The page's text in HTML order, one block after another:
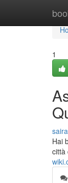
1
Hai
città